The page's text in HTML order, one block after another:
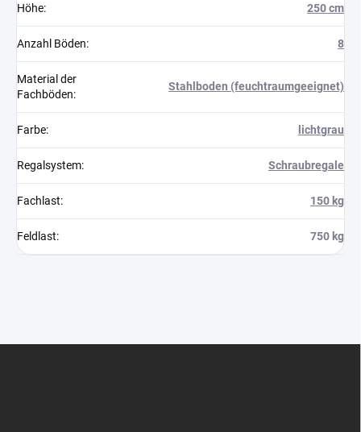
Höhe: 250 cm
Anzahl Böden: 8
Material der
Fachböden:
Stahlboden (feuchtraumgeeignet)
Farbe: lichtgrau
Regalsystem: Schraubregale
Fachlast: 150 kg
Feldlast: 750 kg